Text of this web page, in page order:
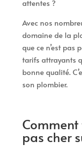
attentes ?
Avec nos
domaine de la
que ce n’est pas
tarifs attrayants
bonne qualité.
son plombier.
pas cher